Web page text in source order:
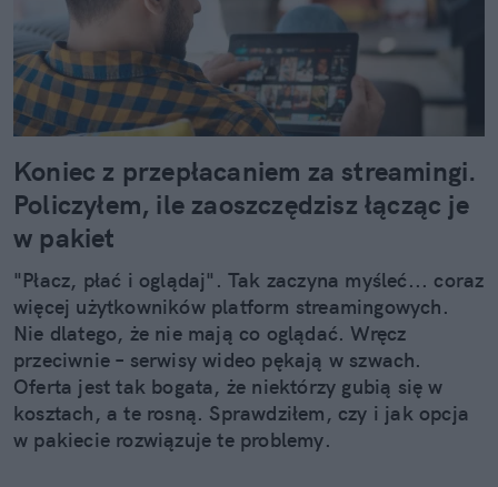
Koniec z przepłacaniem za streamingi.
Policzyłem, ile zaoszczędzisz łącząc je
w pakiet
"Płacz, płać i oglądaj". Tak zaczyna myśleć... coraz
więcej użytkowników platform streamingowych.
Nie dlatego, że nie mają co oglądać. Wręcz
przeciwnie – serwisy wideo pękają w szwach.
Oferta jest tak bogata, że niektórzy gubią się w
kosztach, a te rosną. Sprawdziłem, czy i jak opcja
w pakiecie rozwiązuje te problemy.